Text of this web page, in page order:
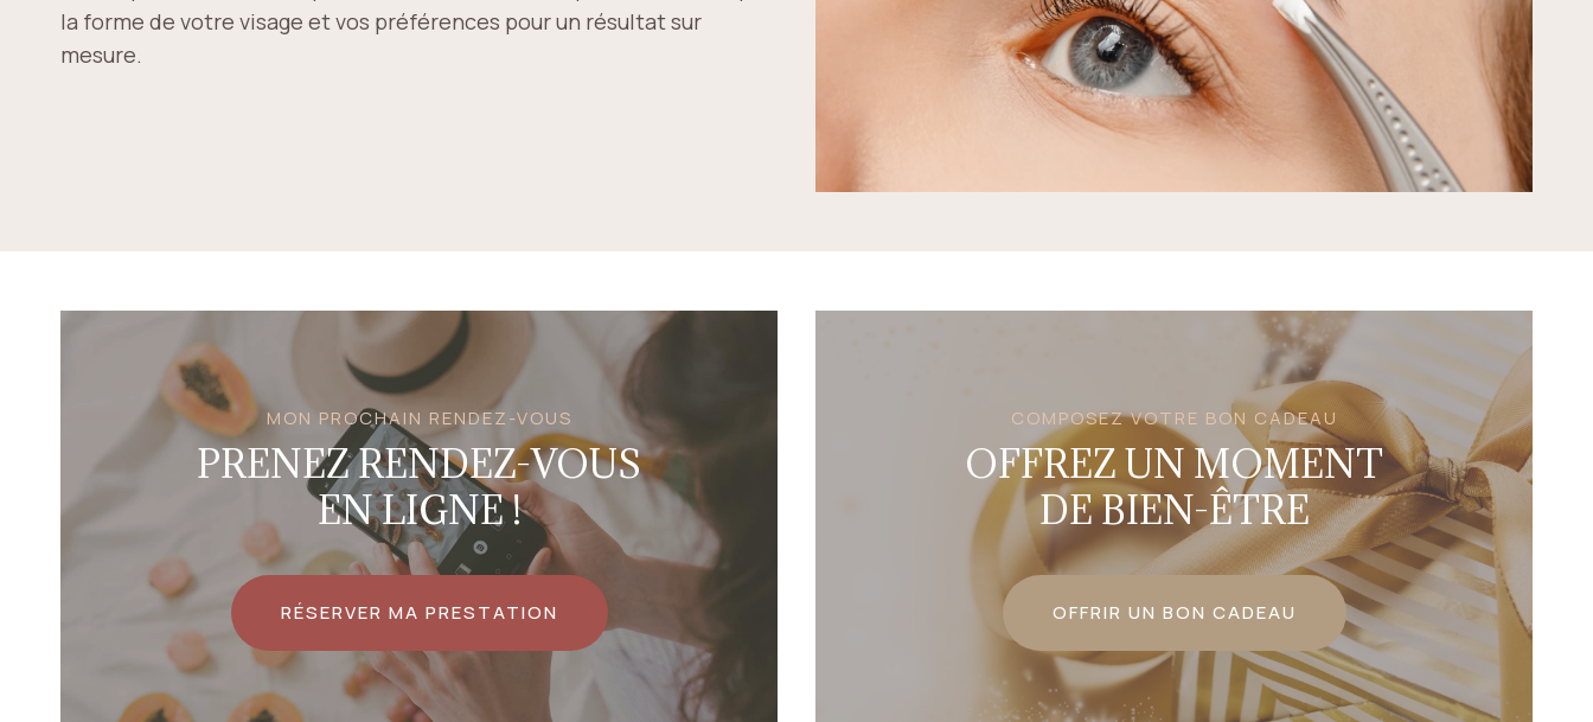
la forme de votre visage et vos préférences pour un résultat sur
mesure.
MON PROCHAIN RENDEZ-VOUS
PRENEZ RENDEZ-VOUS
EN LIGNE !
RÉSERVER MA PRESTATION
COMPOSEZ VOTRE BON CADEAU
OFFREZ UN MOMENT
DE BIEN-ÊTRE
OFFRIR UN BON CADEAU